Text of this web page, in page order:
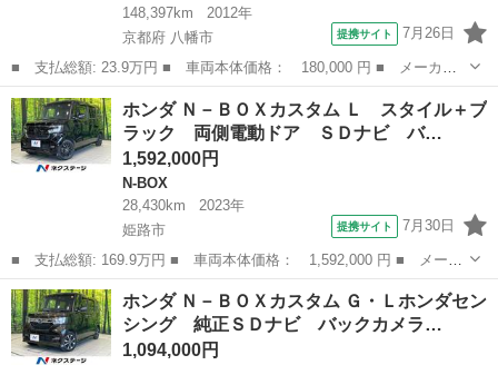
148,397km
2012年
京都府 八幡市
提携サイト 7月26日
■ 支払総額: 23.9万円 ■ 車両本体価格： 180,000 円 ■ メーカー
名： ホンダ ■ 車種名： Ｎ－ＢＯＸ ■ グレード名： Ｇ・Ｌパ
ッケージ 電動スライドドア 社外ナビ バックカメラ フルセグＴ
Ｖ Ｂｌｕｅ...
京都 八幡市 N-BOX
ホンダ Ｎ－ＢＯＸカスタム Ｌ スタイル＋ブ
ラック 両側電動ドア ＳＤナビ バ…
1,592,000円
N-BOX
28,430km
2023年
姫路市
提携サイト 7月30日
■ 支払総額: 169.9万円 ■ 車両本体価格： 1,592,000 円 ■ メーカ
ー名： ホンダ ■ 車種名： Ｎ－ＢＯＸカスタム ■ グレード
名： Ｌ スタイル＋ブラック 両側電動ドア ＳＤナビ バックカ
メラ 衝突被...
兵庫 姫路市 N-BOX
ホンダ Ｎ－ＢＯＸカスタム Ｇ・Ｌホンダセン
シング 純正ＳＤナビ バックカメラ…
1,094,000円